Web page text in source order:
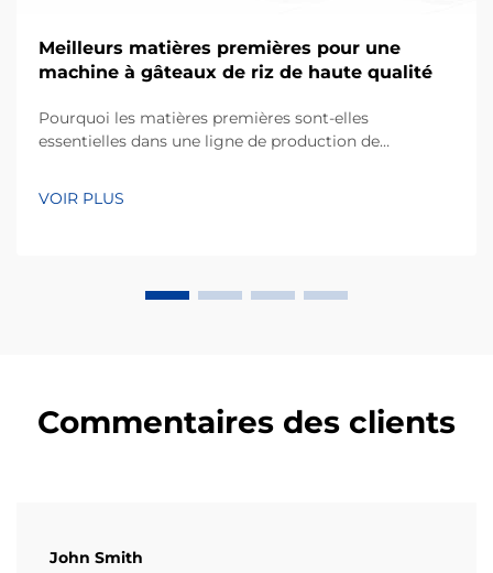
Meilleurs matières premières pour une
machine à gâteaux de riz de haute qualité
Pourquoi les matières premières sont-elles
essentielles dans une ligne de production de
transformation de collations, l’un des facteurs les plus
VOIR PLUS
Commentaires des clients
John Smith